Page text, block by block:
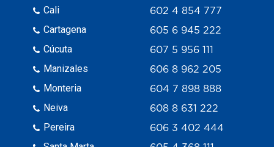
Cali
Cartagena
Cúcuta
Manizales
Monteria
Neiva
Pereira
602 4 854 777
605 6 945 222
607 5 956 111
606 8 962 205
604 7 898 888
608 8 631 222
606 3 402 444